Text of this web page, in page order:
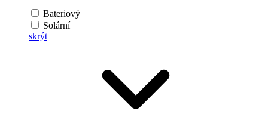
Bateriový
Solární
skrýt